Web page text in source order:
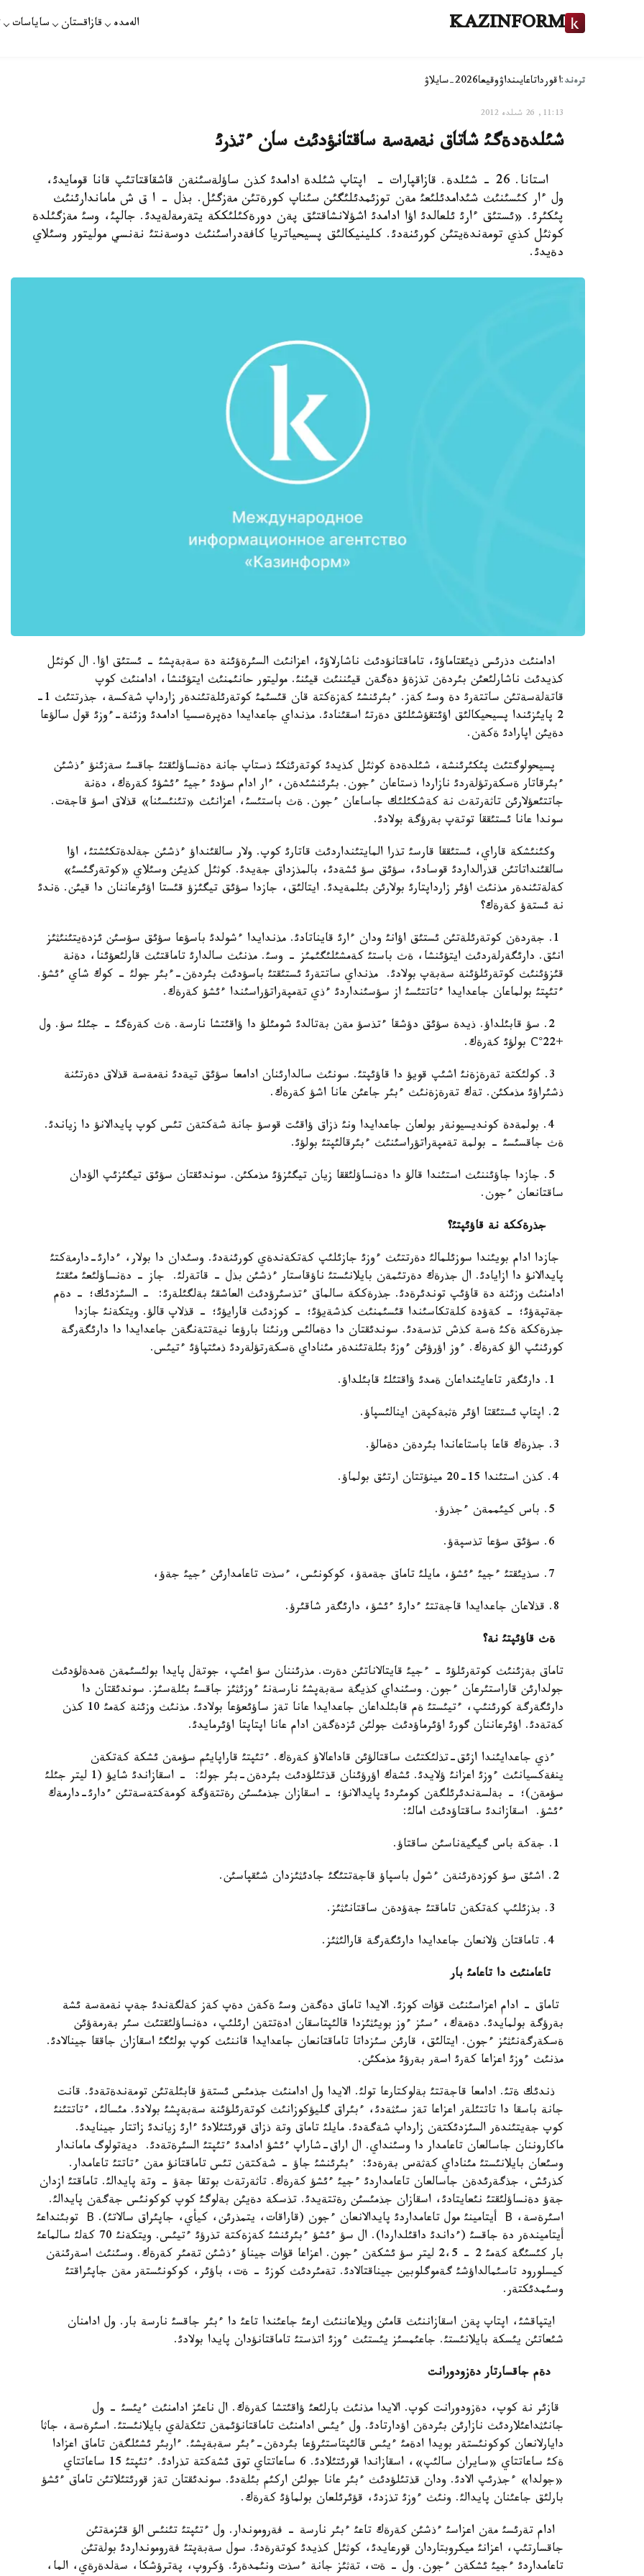
KAZINFORM الەمدە قازاقستان ساياسات
ترەند:اقورداتاعايىنداۋوقيعا2026-سايلاۋ
11:13, 26 شىلدە 2012
شئلدةدةگئ شاتاق نةمةسة ساقتانؤدئث سان ءتذرئ
استانا. 26 - شئلدة. قازاقپارات - اپتاپ شئلدة ادامدئ كذن ساؤلةسئنةن قاشقاقتاتئپ قانا قومايدئ،
ول ءار كئسئنئث شئدامدئلئعئ مةن توزئمدئلئگئن سئناپ كورةتئن مةزگئل. بذل - ا ق ش ماماندارئنئث
پئكئرئ. «ئستئق ءارئ ئلعالدئ اؤا ادامدئ اشؤلانشاقتئق پةن دورةكئلئككة يتةرمةلةيدئ. جالپئ، وسئ مةزگئلدة
كوثئل كذي تومةندةيتئن كورئنةدئ. كلينيكالئق پسيحياتريا كافةدراسئنئث دوسةنتئ نةنسي موليتور وسئلاي
دةيدئ.
ادامنئث دذرئس ذيئقتاماؤئ، تاماقتانؤدئث ناشارلاؤئ، اعزانئث السئرةؤئنة دة سةبةپشئ - ئستئق اؤا. ال كوثئل
كذيدئث ناشارلئعئن بئردةن تذزةؤ دةگةن قيئننئث قيئنئ. موليتور حانئمنئث ايتؤئنشا، ادامنئث كوپ
قاتةلةسةتئن ساتتةرئ دة وسئ كةز. ءبئرئنشئ كةزةكتة قان قئسئمئ كوتةرئلةتئندةر زارداپ شةكسة، جذرتتئث 1-
2 پايئزئندا پسيحيكالئق اؤئتقؤشئلئق دةرتئ اسقئنادئ. مذنداي جاعدايدا دةپرةسسيا ادامدئ وزئنة-ءوزئ قول سالؤعا
دةيئن اپارادئ ةكةن.
پسيحولوگتئث پئكئرئنشة، شئلدةدة كوثئل كذيدئ كوتةرئثكئ ذستاپ جانة دةنساؤلئقتئ جاقسئ سةزئنؤ ءذشئن
ءبئرقاتار ةسكةرتؤلةردئ نازاردا ذستاعان ءجون. بئرئنشئدةن، ءار ادام سؤدئ ءجيئ ءئشؤئ كةرةك، دةنة
جاتتئعؤلارئن تاثةرتةث نة كةشكئلئك جاساعان ءجون. ةث باستئسئ، اعزانئث «تئنئسئنا» قذلاق اسؤ قاجةت.
سوندا عانا ئستئققا توتةپ بةرؤگة بولادئ.
وكئنئشكة قاراي، ئستئققا قارسئ تذرا المايتئنداردئث قاتارئ كوپ. ولار سالقئنداؤ ءذشئن جةلدةتكئشتئ، اؤا
سالقئنداتاتئن قذرالداردئ قوسادئ، سؤئق سؤ ئشةدئ، بالمذزداق جةيدئ. كوثئل كذيئن وسئلاي «كوتةرگئسئ»
كةلةتئندةر مذنئث اؤئر زارداپتارئ بولارئن بئلمةيدئ. ايتالئق، جازدا سؤئق تيگئزؤ قئستا اؤئرعاننان دا قيئن. ةندئ
نة ئستةؤ كةرةك؟
1. جةردةن كوتةرئلةتئن ئستئق اؤانئ ودان ءارئ قايناتادئ. مذندايدا ءشولدئ باسؤعا سؤئق سؤسئن ئزدةيتئنئثئز
انئق. دارئگةرلةردئث ايتؤئنشا، ةث باستئ كةمشئلئگئمئز - وسئ. مذنئث سالدارئ تاماقتئث قارلئعؤئنا، دةنة
قئزؤئنئث كوتةرئلؤئنة سةبةپ بولادئ. مذنداي ساتتةرئ ئستئقتئ باسؤدئث بئردةن-ءبئر جولئ - كوك شاي ءئشؤ.
ءتئپتئ بولماعان جاعدايدا ءتاتتئسئ از سؤسئنداردئ ءذي تةمپةراتؤراسئندا ءئشؤ كةرةك.
2. سؤ قابئلداؤ. ذيدة سؤئق دؤشقا ءتذسؤ مةن بةتالدئ شومئلؤ دا ؤاقئتشا نارسة. ةث كةرةگئ - جئلئ سؤ. ول
+22°С بولؤئ كةرةك.
3. كولئكتة تةرةزةنئ اشئپ قويؤ دا قاؤئپتئ. سونئث سالدارئنان ادامعا سؤئق تيةدئ نةمةسة قذلاق دةرتئنة
ذشئراؤئ مذمكئن. تةك تةرةزةنئث ءبئر جاعئن عانا اشؤ كةرةك.
4. بولمةدة كونديسيونةر بولعان جاعدايدا ونئ ذزاق ؤاقئت قوسؤ جانة شةكتةن تئس كوپ پايدالانؤ دا زياندئ.
ةث جاقسئسئ - بولمة تةمپةراتؤراسئنئث ءبئرقالئپتئ بولؤئ.
5. جازدا جاؤئننئث استئندا قالؤ دا دةنساؤلئققا زيان تيگئزؤئ مذمكئن. سوندئقتان سؤئق تيگئزئپ الؤدان
ساقتانعان ءجون.
جذرةككة نة قاؤئپتئ؟
جازدا ادام بويئندا سوزئلمالئ دةرتتئث ءوزئ جازئلئپ كةتكةندةي كورئنةدئ. وسئدان دا بولار، ءدارئ-دارمةكتئ
پايدالانؤ دا ازايادئ. ال جذرةك دةرتئمةن بايلانئستئ ناؤقاستار ءذشئن بذل - قاتةرلئ. جاز - دةنساؤلئعئ مئقتئ
ادامنئث وزئنة دة قاؤئپ توندئرةدئ. جذرةككة سالماق ءتذسئرؤدئث العاشقئ بةلگئلةرئ: - السئزدئك؛ - دةم
جةتپةؤئ؛ - كةؤدة كلةتكاسئندا قئسئمنئث كذشةيؤئ؛ - كوزدئث قارايؤئ؛ - قذلاپ قالؤ. ويتكةنئ جازدا
جذرةككة ةكئ ةسة كذش تذسةدئ. سوندئقتان دا دةمالئس ورنئنا بارؤعا نيةتتةنگةن جاعدايدا دا دارئگةرگة
كورئنئپ الؤ كةرةك. ءوز اؤرؤئن ءوزئ بئلةتئندةر مئناداي ةسكةرتؤلةردئ ذمئتپاؤئ ءتيئس.
ةث قاؤئپتئ نة؟
تاماق بةزئنئث كوتةرئلؤئ - ءجيئ قايتالاناتئن دةرت. مذرئننان سؤ اعئپ، جوتةل پايدا بولئسئمةن ةمدةلؤدئث
جولدارئن قاراستئرعان ءجون. وسئنداي كذيگة سةبةپشئ نارسةنئ ءوزئثئز جاقسئ بئلةسئز. سوندئقتان دا
دارئگةرگة كورئنئپ، ءتيئستئ ةم قابئلداعان جاعدايدا عانا تةز ساؤئعؤعا بولادئ. مذنئث وزئنة كةمئ 10 كذن
كةتةدئ. اؤئرعاننان گورئ اؤئرماؤدئث جولئن ئزدةگةن ادام عانا اپتاپتا اؤئرمايدئ.
ءذي جاعدايئندا ازئق-تذلئكتئث ساقتالؤئن قاداعالاؤ كةرةك. ءتئپتئ قاراپايئم سؤمةن ئشكة كةتكةن
ينفةكسيانئث ءوزئ اعزانئ ؤلايدئ. ئشةك اؤرؤئنان قذتئلؤدئث بئردةن-بئر جولئ: - اسقازاندئ شايؤ (1 ليتر جئلئ
سؤمةن)؛ - بةلسةندئرئلگةن كومئردئ پايدالانؤ؛ - اسقازان جذمئسئن رةتتةؤگة كومةكتةسةتئن ءدارئ-دارمةك
ءئشؤ. اسقازاندئ ساقتاؤدئث امالئ:
تاعامنئث دا تاعامئ بار
تاماق - ادام اعزاسئنئث قؤات كوزئ. الايدا تاماق دةگةن وسئ ةكةن دةپ كةز كةلگةندئ جةپ نةمةسة ئشة
بةرؤگة بولمايدئ. دةمةك، ءسئز ءوز بويئثئزدا قالئپتاسقان ادةتتةن ارئلئپ، دةنساؤلئقتئث سئر بةرمةؤئن
ةسكةرگةنئثئز ءجون. ايتالئق، قارئن سئزداتا تاماقتانعان جاعدايدا قاننئث كوپ بولئگئ اسقازان جاققا جينالادئ.
مذنئث ءوزئ اعزاعا كةرئ اسةر بةرؤئ مذمكئن.
ذندئك ةتئ. ادامعا قاجةتتئ بةلوكتارعا تولئ. الايدا ول ادامنئث جذمئس ئستةؤ قابئلةتئن تومةندةتةدئ. قانت
جانة باسقا دا تاتتئلةر اعزاعا تةز سئثةدئ، ءبئراق گليؤكوزانئث كوتةرئلؤئنة سةبةپشئ بولادئ. مئسالئ، ءتاتتئنئ
كوپ جةيتئندةر السئزدئكتةن زارداپ شةگةدئ. مايلئ تاماق وتة ذزاق قورئتئلادئ ءارئ زياندئ زاتتار جينايدئ.
ماكاروننان جاسالعان تاعامدار دا وسئنداي. ال اراق-شاراپ ءئشؤ ادامدئ ءتئپتئ السئرةتةدئ. ديةتولوگ ماماندار
وسئعان بايلانئستئ مئناداي كةثةس بةرةدئ: ءبئرئنشئ جاؤ - شةكتةن تئس تاماقتانؤ مةن ءتاتتئ تاعامدار.
كذرئش، جذگةرئدةن جاسالعان تاعامداردئ ءجيئ ءئشؤ كةرةك. تاثةرتةث بوتقا جةؤ - وتة پايدالئ. تاماقتئ ازدان
جةؤ دةنساؤلئقتئ نئعايتادئ، اسقازان جذمئسئن رةتتةيدئ. تذسكة دةيئن بةلوگئ كوپ كوكونئس جةگةن پايدالئ.
اسئرةسة، В أيتامينئ مول تاعامداردئ پايدالانعان ءجون (قاراقات، يتمذرئن، كيأي، جاپئراق سالاتئ). В توبئنداعئ
أيتاميندةر دة جاقسئ (ءداندئ داقئلداردا). ال سؤ ءئشؤ ءبئرئنشئ كةزةكتة تذرؤئ ءتيئس. ويتكةنئ 70 كةلئ سالماعئ
بار كئسئگة كةمئ 2 - 2،5 ليتر سؤ ئشكةن ءجون. اعزاعا قؤات جيناؤ ءذشئن تةمئر كةرةك. وسئنئث اسةرئنةن
كيسلورود تاسئمالداؤشئ گةموگلوبين جيناقتالادئ. تةمئردئث كوزئ - ةت، باؤئر، كوكونئستةر مةن جاپئراقتئ
وسئمدئكتةر.
ايتپاقشئ، اپتاپ پةن اسقازاننئث قامئن ويلاعاننئث ارعئ جاعئندا تاعئ دا ءبئر جاقسئ نارسة بار. ول ادامنان
شئعاتئن يئسكة بايلانئستئ. جاعئمسئز يئستئث ءوزئ اتذستئ تاماقتانؤدان پايدا بولادئ.
دةم جاقسارتار دةزودورانت
قازئر نة كوپ، دةزودورانت كوپ. الايدا مذنئث بارلئعئ ؤاقئتشا كةرةك. ال ناعئز ادامنئث ءيئسئ - ول
جانئثداعئلاردئث نازارئن بئردةن اؤدارتادئ. ول ءيئس ادامنئث تاماقتانؤئمةن تئكةلةي بايلانئستئ. اسئرةسة، جاثا
دايارلانعان كوكونئستةر بويدا ادةمئ ءيئس قالئپتاستئرؤعا بئردةن-ءبئر سةبةپشئ. ءاربئر ئشئلگةن تاماق اعزادا
ةكئ ساعاتتاي «سايران سالئپ»، اسقازاندا قورئتئلادئ. 6 ساعاتتاي توق ئشةكتة تذرادئ. ءتئپتئ 15 ساعاتتاي
«جولدا» ءجذرئپ الادئ. ودان قذتئلؤدئث ءبئر عانا جولئن اركئم بئلةدئ. سوندئقتان تةز قورئتئلاتئن تاماق ءئشؤ
بارلئق جاعئنان پايدالئ. ونئث ءوزئ تذزدئ، قؤئرئلعان بولماؤئ كةرةك.
ادام تةرئسئ مةن اعزاسئ ءذشئن كةرةك تاعئ ءبئر نارسة - فةروموندار. ول ءتئپتئ تئنئس الؤ قئزمةتئن
جاقسارتئپ، اعزانئ ميكروبتاردان قورعايدئ، كوثئل كذيدئ كوتةرةدئ. سول سةبةپتئ فةرومونداردئ بولةتئن
تاعامداردئ ءجيئ ئشكةن ءجون. ول - ةت، تةثئز جانة ءسذت ونئمدةرئ. ؤكروپ، پةترؤشكا، سةلدةرةي، الما،